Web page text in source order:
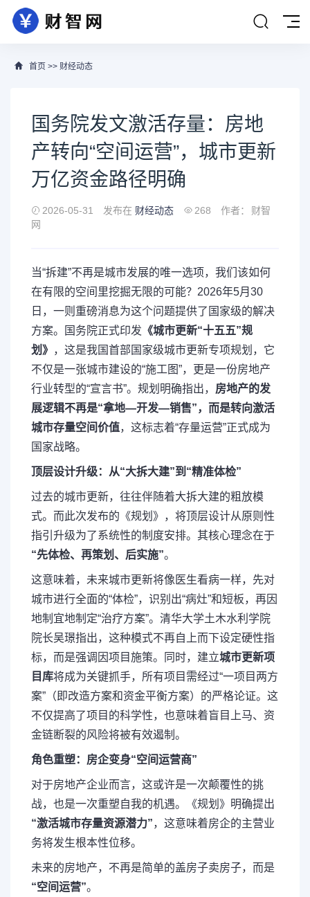
首页 >> 财经动态
国务院发文激活存量：房地
产转向“空间运营”，城市更新
万亿资金路径明确
2026-05-31 发布在 财经动态 268 作者：
财智
网
当“拆建”不再是城市发展的唯一选项，我们该如何
在有限的空间里挖掘无限的可能？2026年5月30
日，一则重磅消息为这个问题提供了国家级的解决
方案。国务院正式印发 《城市更新“十五五”规
划》 ，这是我国首部国家级城市更新专项规划，它
不仅是一张城市建设的“施工图”，更是一份房地产
行业转型的“宣言书”。规划明确指出， 房地产的发
展逻辑不再是“拿地—开发—销售”，而是转向激活
城市存量空间价值，这标志着“存量运营”正式成为
国家战略。
顶层设计升级：从“大拆大建”到“精准体检”
过去的城市更新，往往伴随着大拆大建的粗放模
式。而此次发布的《规划》，将顶层设计从原则性
指引升级为了系统性的制度安排。其核心理念在于
“先体检、再策划、后实施”。
这意味着，未来城市更新将像医生看病一样，先对
城市进行全面的“体检”，识别出“病灶”和短板，再因
地制宜地制定“治疗方案”。清华大学土木水利学院
院长吴璟指出，这种模式不再自上而下设定硬性指
标，而是强调因项目施策。同时，建立城市更新项
目库将成为关键抓手，所有项目需经过“一项目两方
案”（即改造方案和资金平衡方案）的严格论证。这
不仅提高了项目的科学性，也意味着盲目上马、资
金链断裂的风险将被有效遏制。
角色重塑：房企变身“空间运营商”
对于房地产企业而言，这或许是一次颠覆性的挑
战，也是一次重塑自我的机遇。《规划》明确提出
“激活城市存量资源潜力”，这意味着房企的主营业
务将发生根本性位移。
未来的房地产，不再是简单的盖房子卖房子，而是
“空间运营”。